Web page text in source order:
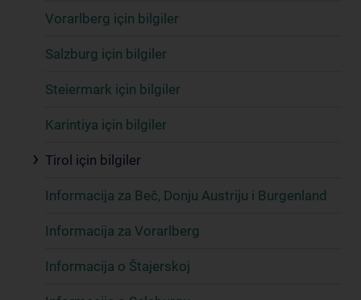
Vorarlberg için bilgiler
Salzburg için bilgiler
Steiermark için bilgiler
Karintiya için bilgiler
Tirol için bilgiler
Informacija za Beč, Donju Austriju i Burgenland
Informacija za Vorarlberg
Informacija o Štajerskoj